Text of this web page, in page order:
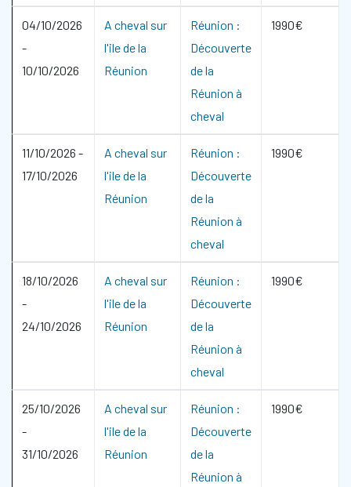
04/10/2026
-
10/10/2026
A cheval sur
l'ile de la
Réunion
Réunion :
Découverte
de la
Réunion à
cheval
1990€
11/10/2026 -
17/10/2026
A cheval sur
l'ile de la
Réunion
Réunion :
Découverte
de la
Réunion à
cheval
1990€
18/10/2026
-
24/10/2026
A cheval sur
l'ile de la
Réunion
Réunion :
Découverte
de la
Réunion à
cheval
1990€
25/10/2026
-
31/10/2026
A cheval sur
l'ile de la
Réunion
Réunion :
Découverte
de la
Réunion à
1990€